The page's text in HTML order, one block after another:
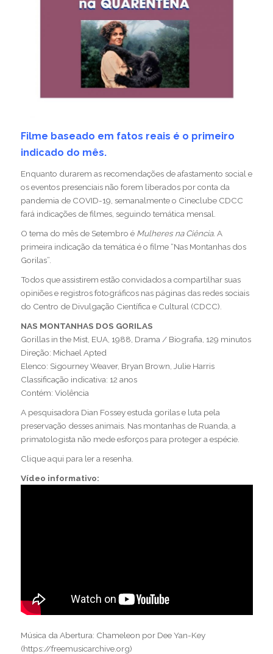
Filme baseado em fatos reais é o primeiro
indicado do mês.
Enquanto durarem as recomendações de afastamento social e
os eventos presenciais não forem liberados por conta da
pandemia de COVID-19, semanalmente o Cineclube CDCC
fará indicações de filmes, seguindo temática mensal.
O tema do mês de Setembro é Mulheres na Ciência. A
primeira indicação da temática é o filme “Nas Montanhas dos
Gorilas”.
Todos que assistirem estão convidados a compartilhar suas
opiniões e registros fotográficos nas páginas das redes sociais
do Centro de Divulgação Científica e Cultural (CDCC).
NAS MONTANHAS DOS GORILAS
Gorillas in the Mist, EUA, 1988, Drama / Biografia, 129 minutos
Direção: Michael Apted
Elenco: Sigourney Weaver, Bryan Brown, Julie Harris
Classificação indicativa: 12 anos
Contém: Violência
A pesquisadora Dian Fossey estuda gorilas e luta pela
preservação desses animais. Nas montanhas de Ruanda, a
primatologista não mede esforços para proteger a espécie.
Clique aqui para ler a resenha.
Vídeo informativo:
Música da Abertura: Chameleon por Dee Yan-Key
(https://freemusicarchive.org)